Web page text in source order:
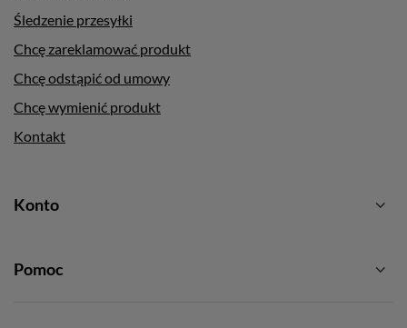
Śledzenie przesyłki
Chcę zareklamować produkt
Chcę odstąpić od umowy
Chcę wymienić produkt
Kontakt
Konto
Pomoc